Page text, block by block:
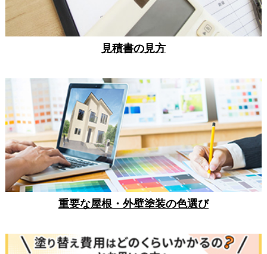
見積書の見方
重要な屋根・外壁塗装の色選び